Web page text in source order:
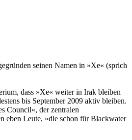
seinen Namen in »Xe« (sprich
dass »Xe« weiter in Irak bleiben
bis September 2009 aktiv bleiben.
Council«, der zentralen
eben Leute, »die schon für Blackwater